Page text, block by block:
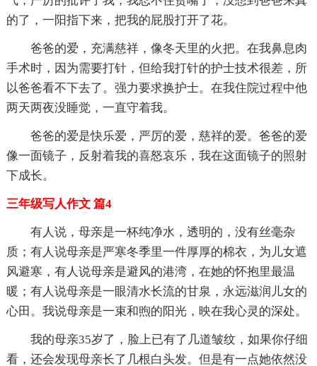
的了，一阳指下来，把我的屁股打开了花。
爸爸的爱，充满慈祥，像冬天里的火把。在我鼻息肉
手术时，因为需要打针，但给我打针的护士技术很差，所
以爸爸看不下去了。强力要求换护士。在我住院过程中他
两天两夜没睡觉，一直守着我。
爸爸的爱是快乐爱，严厉的爱，慈祥的爱。爸爸的爱
像一面镜子，反射着我的喜怒哀乐，我在这面镜子的照射
下成长。
三年级写人作文 篇4
有人说，母亲是一杯纯净水，透明的，没有丝毫杂
质；有人说母亲是严寒冬季里一件厚厚的棉衣，为儿女遮
风避寒，有人说母亲是避风的港湾，在她的怀抱里最温
暖；有人说母亲是一眼清水长流的甘泉，永远滋润儿女的
心田。我说母亲是一束和煦的阳光，映在我心灵的深处。
我的母亲35岁了，脸上已有了几道皱纹，如果你仔细
看，还会发现母亲长了几根白头发。但是有一点她依然没